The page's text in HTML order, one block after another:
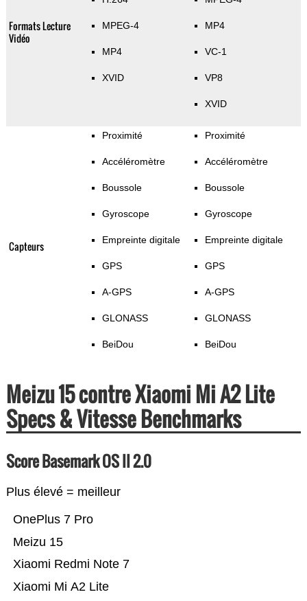
Formats Lecture
Vidéo
MPEG-4
MP4
XVID
MP4
VC-1
VP8
XVID
Capteurs
Proximité
Accéléromètre
Boussole
Gyroscope
Empreinte digitale
GPS
A-GPS
GLONASS
BeiDou
Proximité
Accéléromètre
Boussole
Gyroscope
Empreinte digitale
GPS
A-GPS
GLONASS
BeiDou
Meizu 15 contre Xiaomi Mi A2 Lite
Specs & Vitesse Benchmarks
Score Basemark OS II 2.0
Plus élevé = meilleur
Xiaomi Mi A2 Lite
Xiaomi Redmi Note 7
Meizu 15
OnePlus 7 Pro